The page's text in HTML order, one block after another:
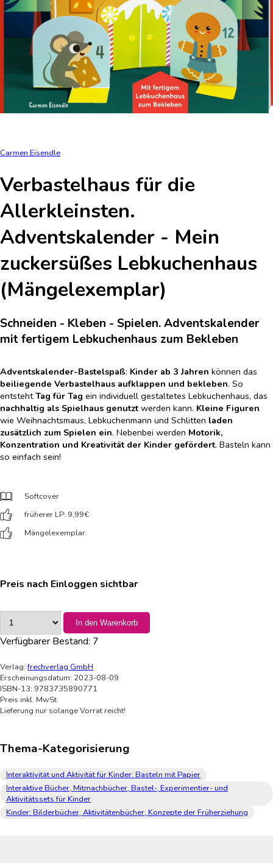
Carmen Eisendle
Verbastelhaus für die
Allerkleinsten.
Adventskalender - Mein
zuckersüßes Lebkuchenhaus
(Mängelexemplar)
Schneiden - Kleben - Spielen. Adventskalender
mit fertigem Lebkuchenhaus zum Bekleben
Adventskalender-Bastelspaß: Kinder ab 3 Jahren können das
beiliegende Verbastelhaus aufklappen und bekleben. So
entstehtTag für Tag ein individuell gestaltetes Lebkuchenhaus, das
nachhaltig als Spielhaus genutztwerden kann. Kleine Figuren
wie Weihnachtsmaus, Lebkuchenmann und Schlitten laden
zusätzlich zum Spielen ein. Nebenbei werden Motorik,
Konzentration und Kreativität der Kinder gefördert. Basteln kann
so einfach sein!
Softcover
früherer LP: 9,99€
Mängelexemplar
Preis nach Einloggen sichtbar
In den Warenkorb
Verfügbarer Bestand: 7
Verlag:frechverlag GmbH
Erscheinungsdatum: 2023-08-09
ISBN-13: 9783735890771
Preis inkl. MwSt.
Lieferung nur solange Vorrat reicht!
Thema-Kategorisierung
Interaktivität und Aktivität für Kinder: Basteln mit Papier
Interaktive Bücher, Mitmachbücher, Bastel-, Experimentier- und
Aktivitätssets für Kinder
Kinder: Bilderbücher, Aktivitätenbücher, Konzepte der Früherziehung